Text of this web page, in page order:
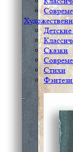
Сказки
Стихи